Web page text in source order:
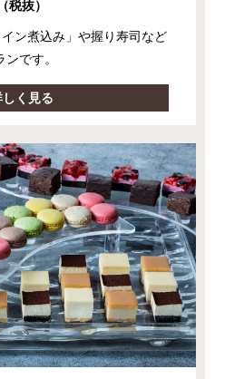
（税抜）
ン煮込み」や握り寿司など
です。
しく見る